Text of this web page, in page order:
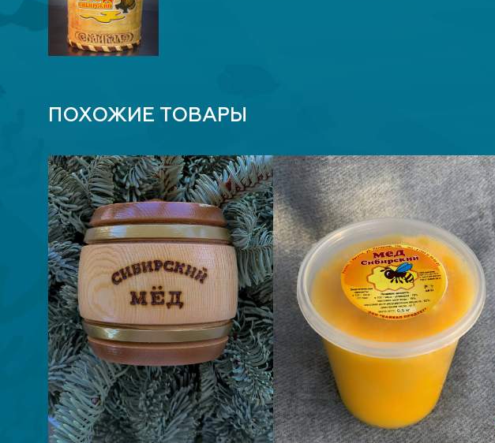
ПОХОЖИЕ ТОВАРЫ